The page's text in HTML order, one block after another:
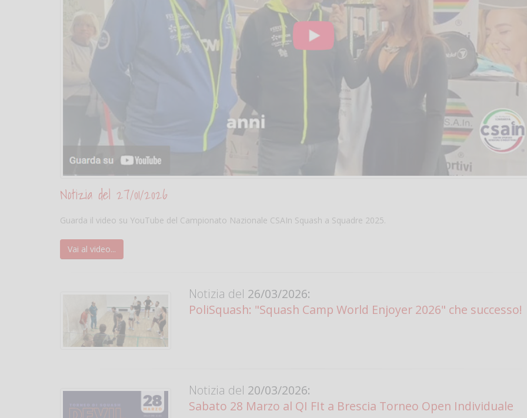
Notizia del 27/01/2026
Guarda il video su YouTube del Campionato Nazionale CSAIn Squash a Squadre 2025.
Vai al video...
Notizia del 26/03/2026:
PoliSquash: "Squash Camp World Enjoyer 2026" che successo!
Notizia del 20/03/2026:
Sabato 28 Marzo al QI FIt a Brescia Torneo Open Individuale
il campo per
un mio amico?